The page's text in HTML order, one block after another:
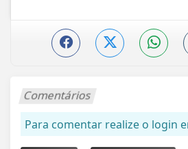
Comentários
Para comentar realize o login